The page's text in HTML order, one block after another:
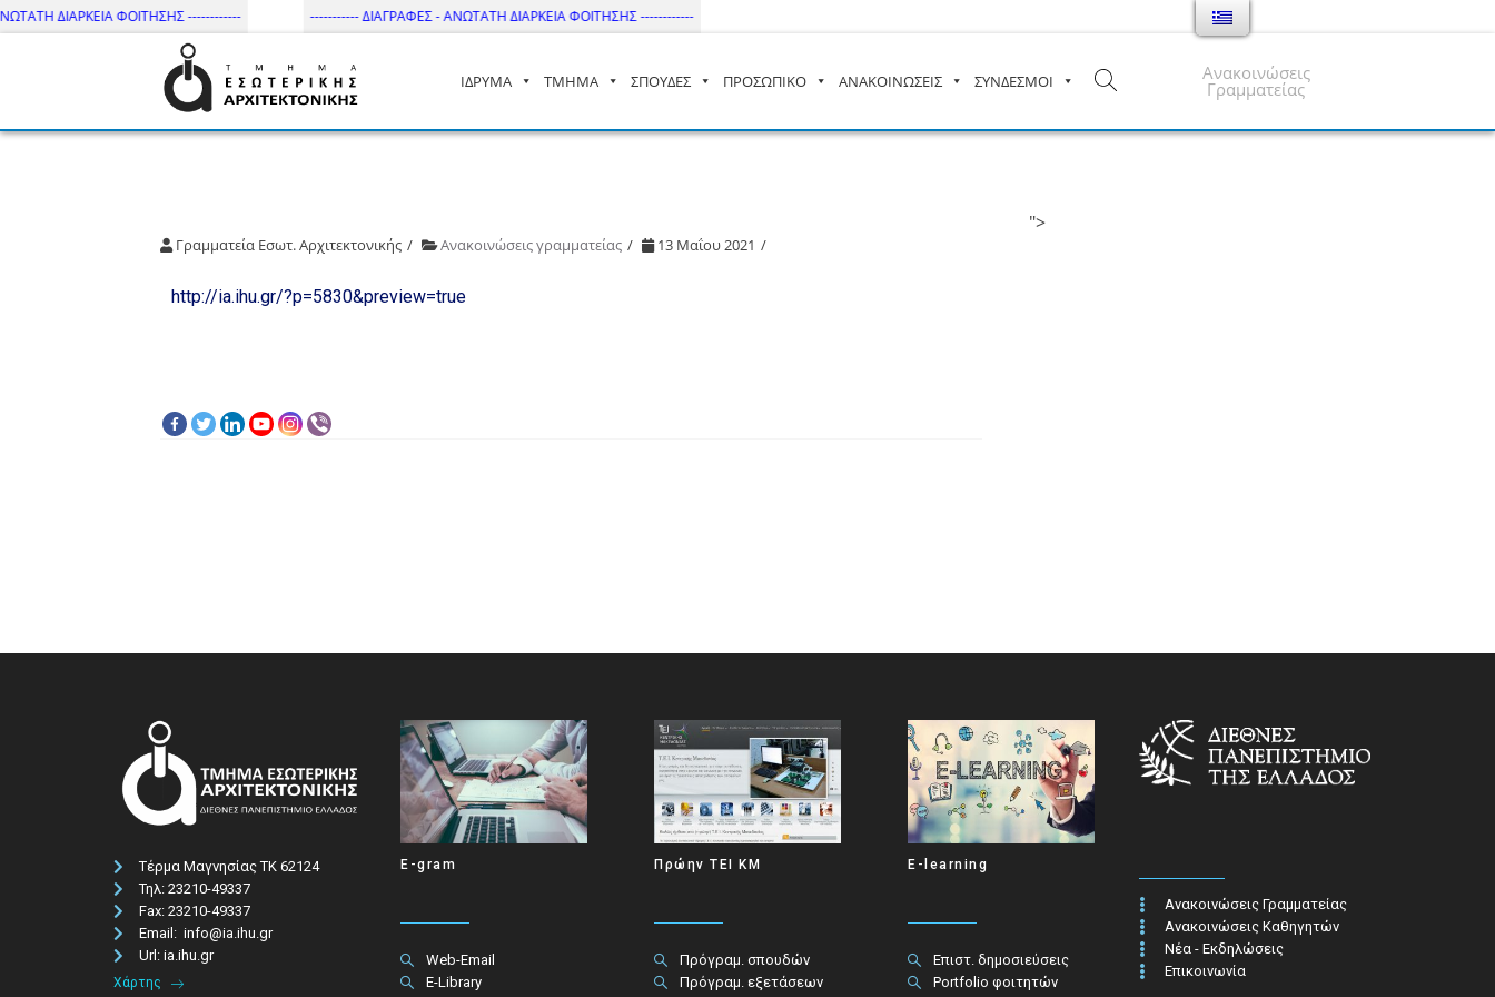
ΔΙΑΡΚΕΙΑ ΦΟΙΤΗΣΗΣ ------------ ----------- ΔΙΑΓΡΑΦΕΣ - ΑΝΩΤΑΤΗ ΔΙΑΡΚΕΙΑ ΦΟΙΤΗΣΗΣ ------------
Τμήμα Εσωτ. Αρχιτεκτονικής – ΔΙ.ΠΑ.Ε
ΙΔΡΥΜΑ ΤΜΗΜΑ ΣΠΟΥΔΕΣ ΠΡΟΣΩΠΙΚΟ ΑΝΑΚΟΙΝΩΣΕΙΣ ΣΥΝΔΕΣΜΟΙ Ανακοινώσεις
Γραμματείας
Γραμματεία Εσωτ. Αρχιτεκτονικής Ανακοινώσεις γραμματείας 13 Μαΐου 2021
http://ia.ihu.gr/?p=5830&preview=true
">
Τέρμα Μαγνησίας ΤΚ 62124
Τηλ: 23210-49337​
Fax: 23210-49337
Email: info@ia.ihu.gr
Url: ia.ihu.gr
Χάρτης
E-gram
Web-Email
E-Library
Πρώην ΤΕΙ ΚΜ
Πρόγραμ. σπουδών
Πρόγραμ. εξετάσεων
E-learning
Επιστ. δημοσιεύσεις
Portfolio φοιτητών
Ανακοινώσεις Γραμματείας
Ανακοινώσεις Καθηγητών
Νέα - Εκδηλώσεις
Επικοινωνία